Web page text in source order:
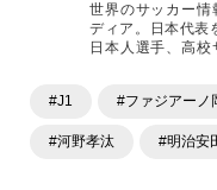
世界のサッカー情
ディア。日本代表
日本人選手、高
ます。「X」「
#J1 #ファジアーノ
#河野孝汰 #明治安